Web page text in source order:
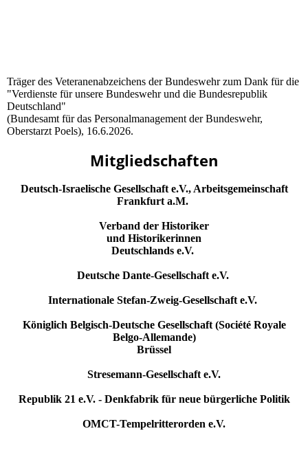
Träger des Veteranenabzeichens der Bundeswehr zum Dank für die
"Verdienste für unsere Bundeswehr und die Bundesrepublik
Deutschland"
(Bundesamt für das Personalmanagement der Bundeswehr,
Oberstarzt Poels), 16.6.2026.
Mitgliedschaften
Deutsch-Israelische Gesellschaft e.V., Arbeitsgemeinschaft
Frankfurt a.M.
Verband der Historiker
und Historikerinnen
Deutschlands e.V.
Deutsche Dante-Gesellschaft e.V.
Internationale Stefan-Zweig-Gesellschaft e.V.
Königlich Belgisch-Deutsche Gesellschaft (Société Royale
Belgo-Allemande)
Brüssel
Stresemann-Gesellschaft e.V.
Republik 21 e.V. - Denkfabrik für neue bürgerliche Politik
OMCT-Tempelritterorden e.V.